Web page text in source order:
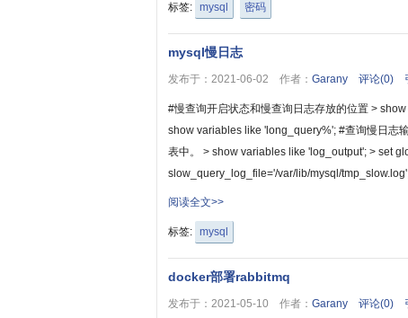
标签: mysql 密码
mysql慢日志
发布于：2021-06-02 作者： Garany 评论(0)
#慢查询开启状态和慢查询日志存放的位置 >
show variables like 'long_query%'; #查询慢日志
表中。 > show variables like 'log_output'; > set
slow_query_log_file='/var/lib/mysql/
阅读全文>>
标签: mysql
docker部署rabbitmq
发布于：2021-05-10 作者： Garany 评论(0)